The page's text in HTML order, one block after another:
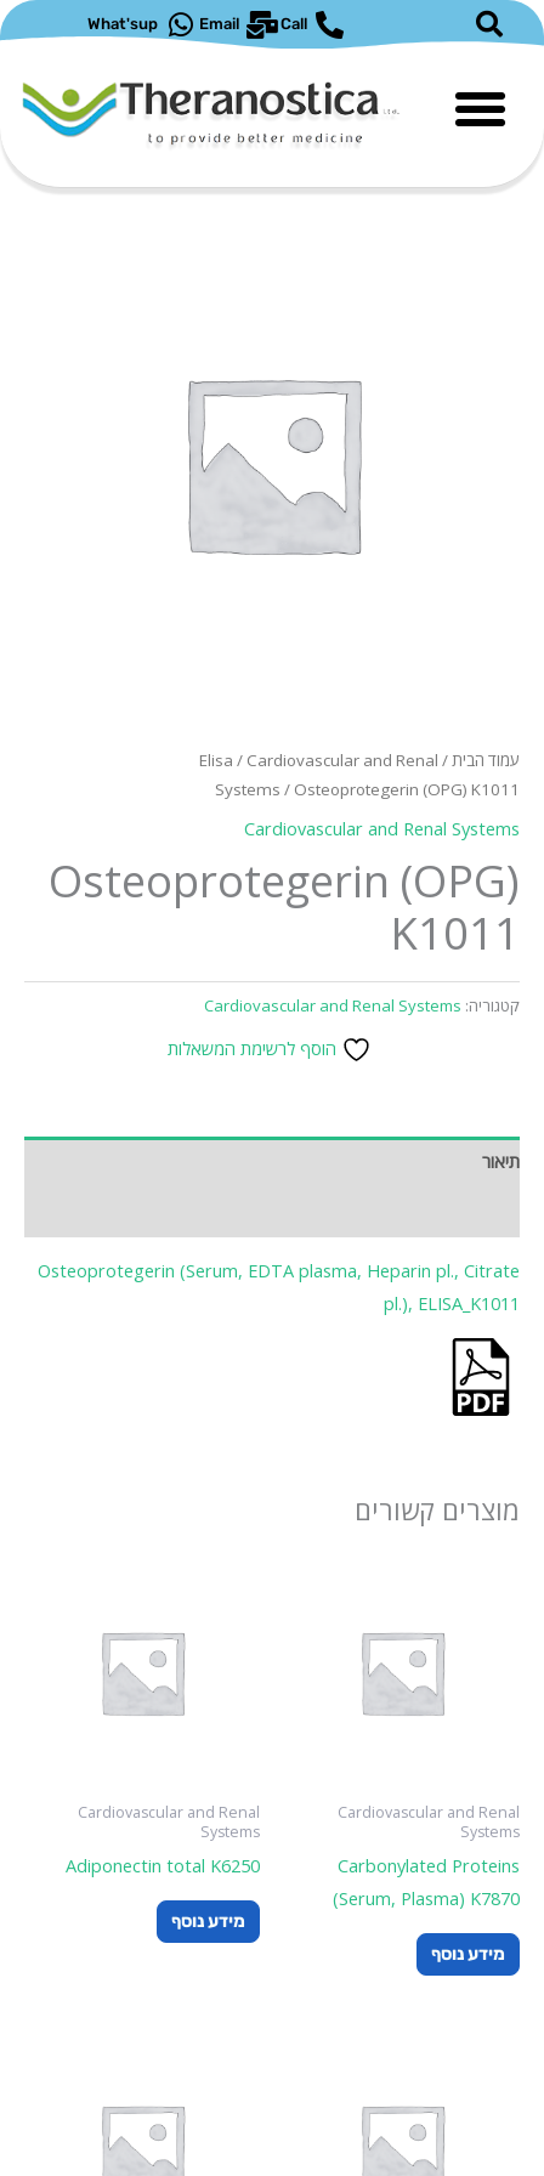
Call
Email
What'sup
עמוד הבית/
Elisa / Cardiovascular and Renal
Systems / Osteoprotegerin (OPG) K1011
Cardiovascular and Renal Systems
Osteoprotegerin (OPG)
K1011
קטגוריה: Cardiovascular and Renal Systems
הוסף לרשימת המשאלות
תיאור
Osteoprotegerin (Serum, EDTA plasma, Heparin pl., Citrate
pl.), ELISA_K1011
מוצרים קשורים
Cardiovascular and Renal
Systems
Carbonylated Proteins
(Serum, Plasma) K7870
מידע נוסף
Cardiovascular and Renal
Systems
Adiponectin total K6250
מידע נוסף